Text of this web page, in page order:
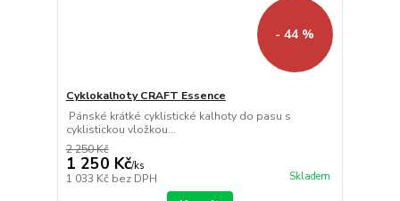
- 44 %
Cyklokalhoty CRAFT Essence
Pánské krátké cyklistické kalhoty do pasu s
cyklistickou vložkou...
2 250 Kč
1 250 Kč/ks
1 033 Kč bez DPH Skladem